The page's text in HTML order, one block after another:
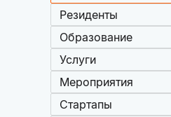
Резиденты
Образование
Услуги
Мероприятия
Стартапы